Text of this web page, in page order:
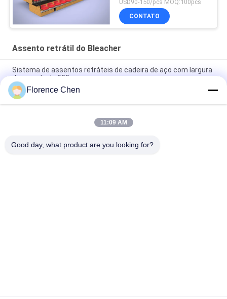
USD90-150/pcs MOQ:100pcs
CONTATO
Assento retrátil do Bleacher
Sistema de assentos retráteis de cadeira de aço com largura
de escada de 900 mm
Função manual ou eléctrica Assento retrátil de bancada com
assento em HDPE de alta qualidade e manobrista opcional
Assento montado no chão Assentos de bancada dobráveis
Florence Chen
11:09 AM
Good day, what product are you looking for?